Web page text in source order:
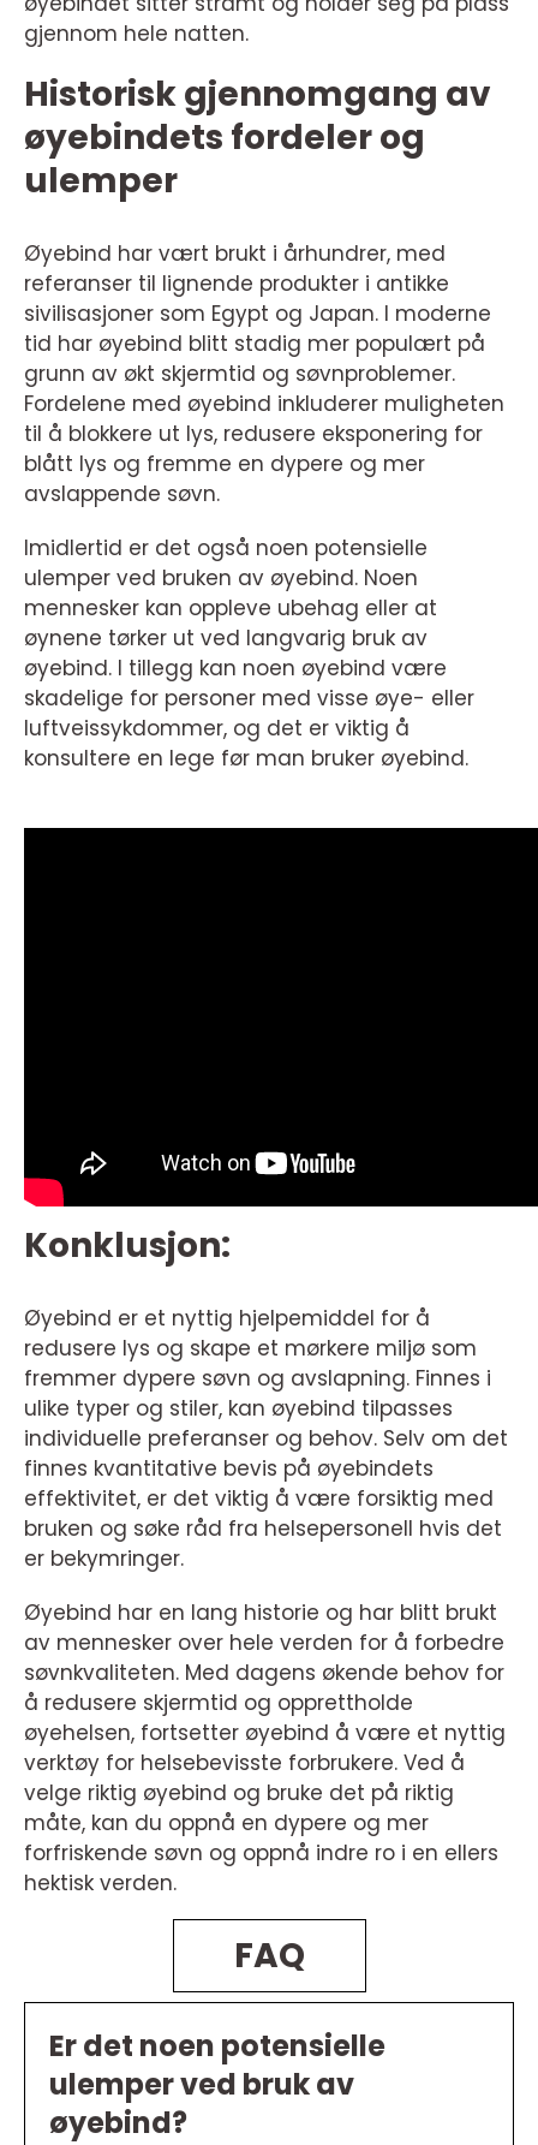
gjennom hele natten.
Historisk gjennomgang av
øyebindets fordeler og
ulemper
Øyebind har vært brukt i århundrer, med
referanser til lignende produkter i antikke
sivilisasjoner som Egypt og Japan. I moderne
tid har øyebind blitt stadig mer populært på
grunn av økt skjermtid og søvnproblemer.
Fordelene med øyebind inkluderer muligheten
til å blokkere ut lys, redusere eksponering for
blått lys og fremme en dypere og mer
avslappende søvn.
Imidlertid er det også noen potensielle
ulemper ved bruken av øyebind. Noen
mennesker kan oppleve ubehag eller at
øynene tørker ut ved langvarig bruk av
øyebind. I tillegg kan noen øyebind være
skadelige for personer med visse øye- eller
luftveissykdommer, og det er viktig å
konsultere en lege før man bruker øyebind.
Konklusjon:
Øyebind er et nyttig hjelpemiddel for å
redusere lys og skape et mørkere miljø som
fremmer dypere søvn og avslapning. Finnes i
ulike typer og stiler, kan øyebind tilpasses
individuelle preferanser og behov. Selv om det
finnes kvantitative bevis på øyebindets
effektivitet, er det viktig å være forsiktig med
bruken og søke råd fra helsepersonell hvis det
er bekymringer.
Øyebind har en lang historie og har blitt brukt
av mennesker over hele verden for å forbedre
søvnkvaliteten. Med dagens økende behov for
å redusere skjermtid og opprettholde
øyehelsen, fortsetter øyebind å være et nyttig
verktøy for helsebevisste forbrukere. Ved å
velge riktig øyebind og bruke det på riktig
måte, kan du oppnå en dypere og mer
forfriskende søvn og oppnå indre ro i en ellers
hektisk verden.
FAQ
Er det noen potensielle
ulemper ved bruk av
øyebind?